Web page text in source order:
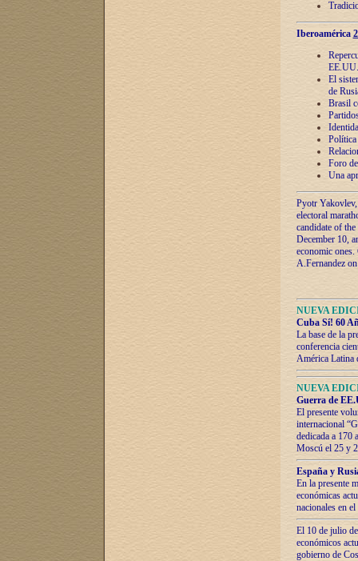
Iberoamérica
EE.UU.
El
de
Brasil
Política
Foro
Una
Pyotr
electoral
candidate of
December 10,
economic
A.Fernandez
NUEVA
Cuba Sí! 60
La base de la
conferencia
América Latina
NUEVA
Guerra de
El presente
internacional
dedicada a 170
Moscú el 25 y
España y
En la presente
económicas
nacionales en
El 10 de julio
económicos
gobierno de